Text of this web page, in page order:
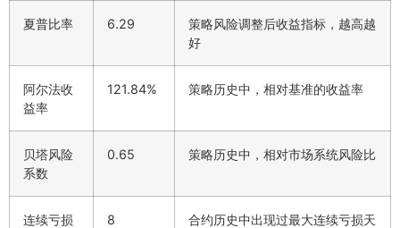
夏普比率 6.29
策略风险调整后收益指标，越高越
好
阿尔法收
益率
121.84% 策略历史中，相对基准的收益率
贝塔风险
系数
0.65 策略历史中，相对市场系统风险比
连续亏损
8
合约历史中出现过最大连续亏损天